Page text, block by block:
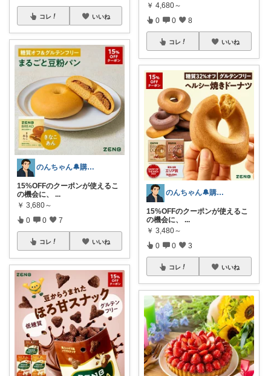
コレ いいね
のんちゃん🔔購入感謝です✨
15%OFFのクーポンが使えるこ
の機会に、
...
￥ 3,680～
0 0 7
コレ いいね
￥ 4,680～
0 0 8
コレ いいね
のんちゃん🔔購入感謝です✨
15%OFFのクーポンが使えるこ
の機会に、
...
￥ 3,480～
0 0 3
コレ いいね